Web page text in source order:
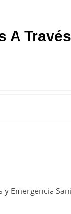
A Través
Emergencia